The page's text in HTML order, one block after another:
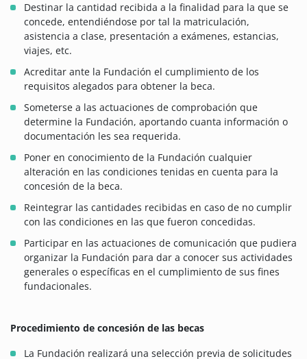
Destinar la cantidad recibida a la finalidad para la que se
concede, entendiéndose por tal la matriculación,
asistencia a clase, presentación a exámenes, estancias,
viajes, etc.
Acreditar ante la Fundación el cumplimiento de los
requisitos alegados para obtener la beca.
Someterse a las actuaciones de comprobación que
determine la Fundación, aportando cuanta información o
documentación les sea requerida.
Poner en conocimiento de la Fundación cualquier
alteración en las condiciones tenidas en cuenta para la
concesión de la beca.
Reintegrar las cantidades recibidas en caso de no cumplir
con las condiciones en las que fueron concedidas.
Participar en las actuaciones de comunicación que pudiera
organizar la Fundación para dar a conocer sus actividades
generales o específicas en el cumplimiento de sus fines
fundacionales.
Procedimiento de concesión de las becas
La Fundación realizará una selección previa de solicitudes